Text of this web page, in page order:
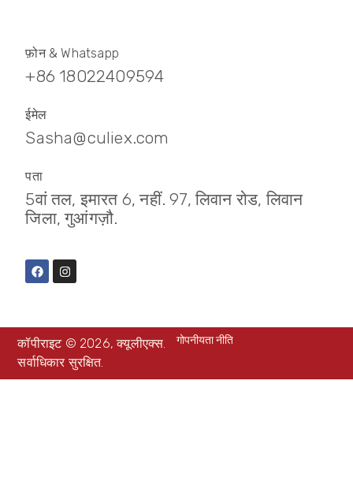
फ़ोन & Whatsapp
+86 18022409594
ईमेल
Sasha@culiex.com
पता
5वां तल, इमारत 6, नहीं. 97, लिवान रोड, लिवान
जिला, गुआंगज़ौ.
कॉपीराइट © 2026, क्यूलीएक्स.
सर्वाधिकार सुरक्षित.
गोपनीयता नीति